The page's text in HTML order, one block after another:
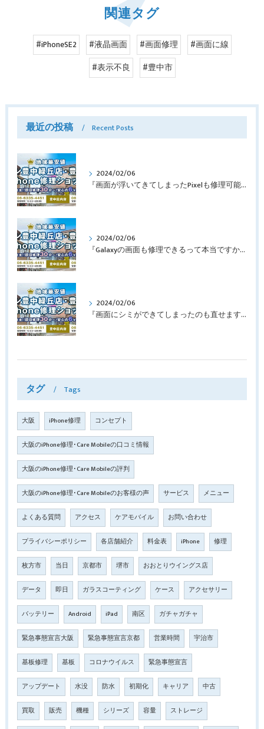
関連タグ
#iPhoneSE2 #液晶画面 #画面修理
#画面に線
#表示不良
#豊中市
最近の投稿 Recent Posts
2024/02/06
『画面が浮いてきてしまったPixelも修理可能？』淀川区西三国よりバッテリー交換でご来店♪【Google Pixel5】
2024/02/06
『Galaxyの画面も修理できるって本当ですか？』豊中市服部本町より画面修理でご来店♪【Galaxy Note10+】
2024/02/06
『画面にシミができてしまったのも直せますか？』豊中市南桜塚より画面修理でご来店♪【iPhone11Pro】
タグ Tags
大阪 iPhone修理 コンセプト
大阪のiPhone修理･Care Mobileの口コミ情報
大阪のiPhone修理･Care Mobileの評判
大阪のiPhone修理･Care Mobileのお客様の声 サービス メニュー
よくある質問 アクセス ケアモバイル お問い合わせ
プライバシーポリシー 各店舗紹介 料金表 iPhone 修理
枚方市 当日 京都市 堺市 おおとりウイングス店
データ 即日 ガラスコーティング ケース アクセサリー
バッテリー Android iPad 南区 ガチャガチャ
緊急事態宣言大阪 緊急事態宣言京都 営業時間 宇治市
基板修理 基板 コロナウイルス 緊急事態宣言
アップデート 水没 防水 初期化 キャリア 中古
買取 販売 機種 シリーズ 容量 ストレージ